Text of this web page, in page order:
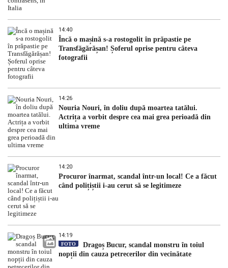
14:40
Încă o mașină s-a rostogolit în prăpastie pe
Transfăgărășan! Șoferul oprise pentru câteva
fotografii
14:26
Nouria Nouri, în doliu după moartea tatălui.
Actrița a vorbit despre cea mai grea perioadă din
ultima vreme
14:20
Procuror înarmat, scandal într-un local! Ce a făcut
când polițiștii i-au cerut să se legitimeze
14:19
FOTO
Dragoș Bucur, scandal monstru în toiul
nopții din cauza petrecerilor din vecinătate